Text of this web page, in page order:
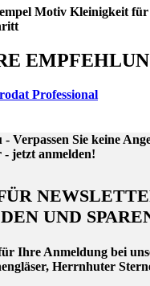
Motiv Kleinigkeit für
UND
Ihre Anmeldung bei
Herrnhuter